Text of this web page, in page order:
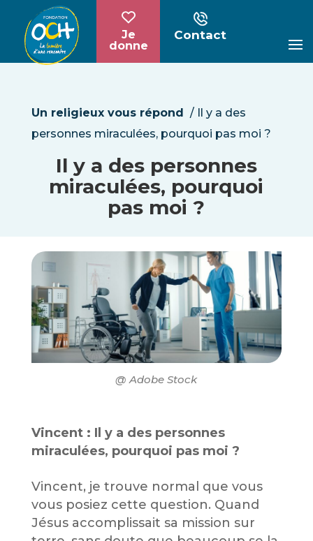
Je
donne
Contact
Un religieux vous répond /
Il y a des
personnes miraculées, pourquoi pas moi ?
Il y a des personnes
miraculées, pourquoi
pas moi ?
@ Adobe Stock
Vincent : Il y a des personnes
miraculées, pourquoi pas moi ?
Vincent, je trouve normal que vous
vous posiez cette question. Quand
Jésus accomplissait sa mission sur